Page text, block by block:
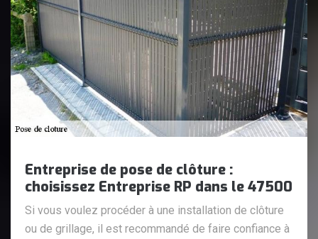
Entreprise de pose de clôture :
choisissez Entreprise RP dans le 47500
Si vous voulez procéder à une installation de clôture
ou de grillage, il est recommandé de faire confiance à